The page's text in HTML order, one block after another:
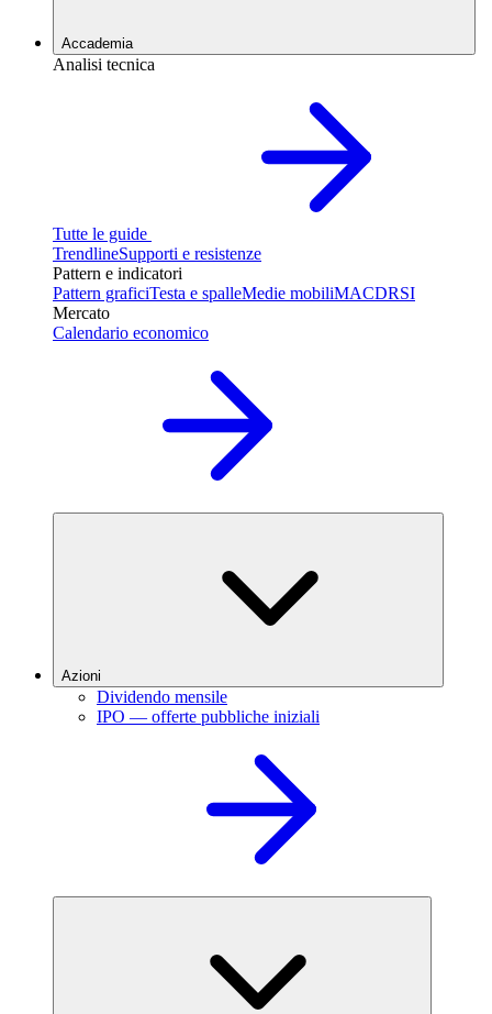
Accademia
Analisi tecnica
Tutte le guide
TrendlineSupporti e resistenze
Pattern e indicatori
Pattern graficiTesta e spalleMedie mobiliMACDRSI
Mercato
Calendario economico
Azioni
Dividendo mensile
IPO — offerte pubbliche iniziali